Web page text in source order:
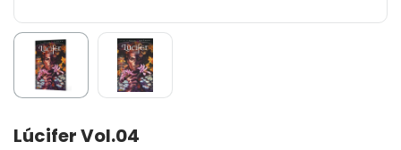
Lúcifer Vol.04